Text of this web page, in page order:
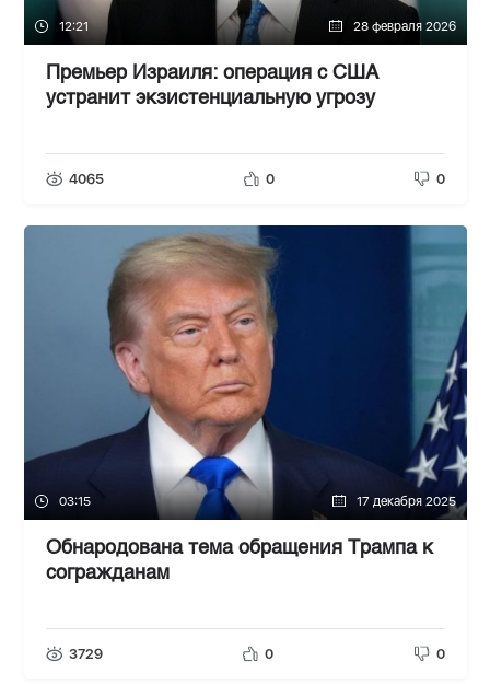
12:21 28 февраля 2026
Премьер Израиля: операция с США
устранит экзистенциальную угрозу
4065 0 0
03:15 17 декабря 2025
Обнародована тема обращения Трампа к
согражданам
3729 0 0